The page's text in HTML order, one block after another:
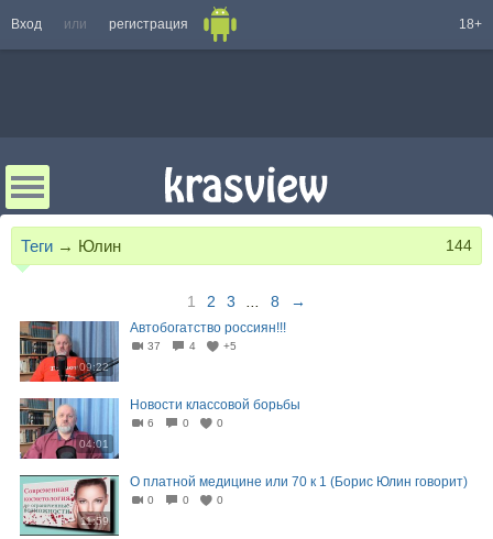
Вход или регистрация 18+
Теги → Юлин 144
1 2 3 8 →
09:22
Автобогатство россиян!!!
37 4 +5
04:01
Новости классовой борьбы
6 0 0
11:59
О платной медицине или 70 к 1 (Борис Юлин говорит)
0 0 0